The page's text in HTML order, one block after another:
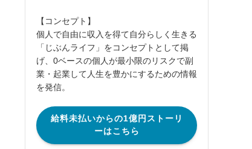
【コンセプト】
個人で自由に収入を得て自分らしく生きる
「じぶんライフ」をコンセプトとして掲
げ、0ベースの個人が最小限のリスクで副
業・起業して人生を豊かにするための情報
を発信。
給料未払いからの1億円ストーリ
ーはこちら